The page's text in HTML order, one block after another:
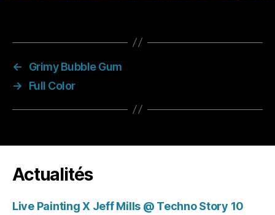
←
Grimy Bubble Gum
→
Full Color
Actualités
Live Painting X Jeff Mills @ Techno Story 10